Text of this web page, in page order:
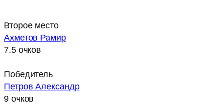
Второе место
Ахметов Рамир
7.5 очков
Победитель
Петров Александр
9 очков